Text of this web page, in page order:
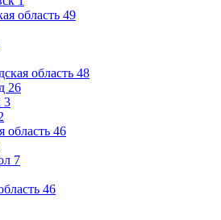
область 49
область 48
26
3
область 46
7
46